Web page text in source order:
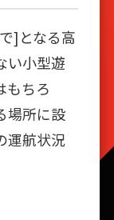
]となる高
い小型遊
もちろ
場所に設
運航状況